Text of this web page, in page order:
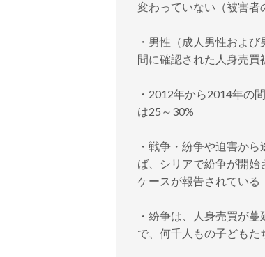
変わっていない（被害者
・男性（成人男性およ
間に確認された人身売
・2012年から2014年の
は25～30%
・戦争・紛争や迫害か
ば、シリアで紛争が開始
ケースが報告されている
・紛争は、人身売買が
で、何千人もの子どもた